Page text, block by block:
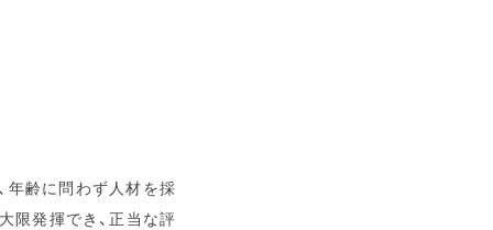
年齢に問わず人材を採
限発揮でき、正当な評